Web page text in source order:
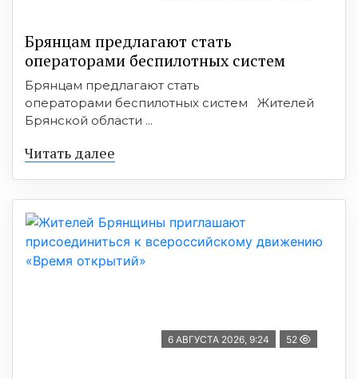
Брянцам предлагают стать
оперaторами бeспилотных систeм
Брянцам предлагают стать
оперaторами бeспилотных систeм Жителей
Брянской области ...
Читать далее
6 АВГУСТА 2026, 9:24 52